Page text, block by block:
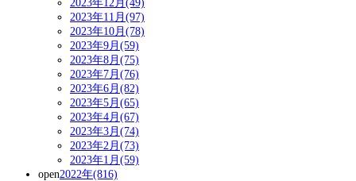
2023年12月(49)
2023年11月(97)
2023年10月(78)
2023年9月(59)
2023年8月(75)
2023年7月(76)
2023年6月(82)
2023年5月(65)
2023年4月(67)
2023年3月(74)
2023年2月(73)
2023年1月(59)
open2022年(816)